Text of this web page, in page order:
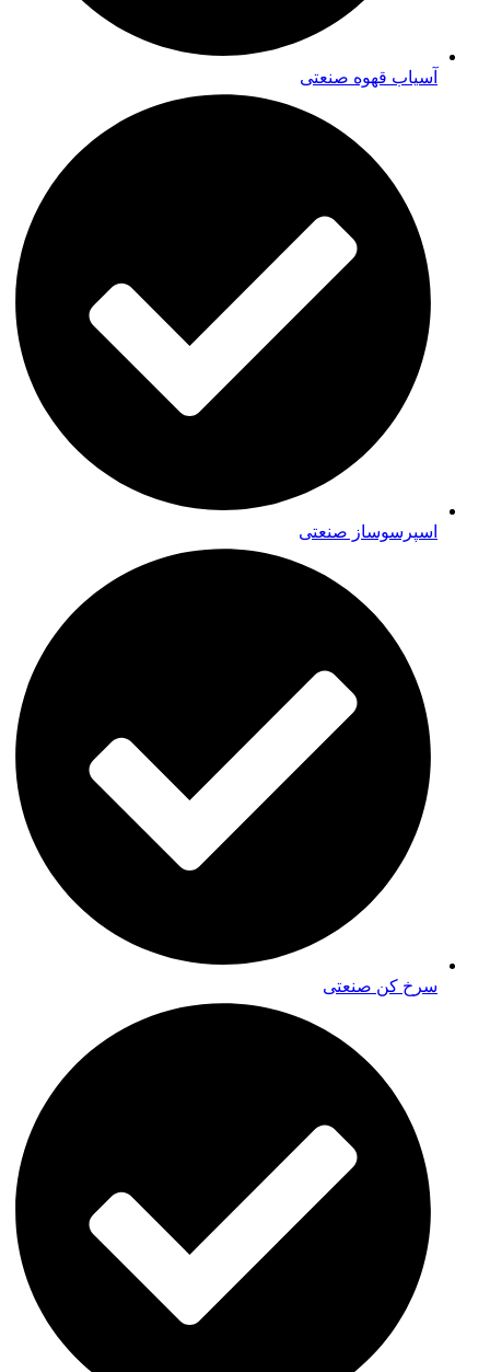
آسیاب قهوه صنعتی
اسپرسوساز صنعتی
سرخ کن صنعتی